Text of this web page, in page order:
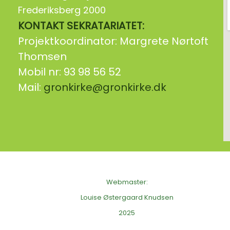
Frederiksberg 2000
KONTAKT SEKRATARIATET:
Projektkoordinator: Margrete Nørtoft
Thomsen
Mobil nr: 93 98 56 52
Mail: gronkirke@gronkirke.dk
Webmaster:
Louise Østergaard Knudsen
2025